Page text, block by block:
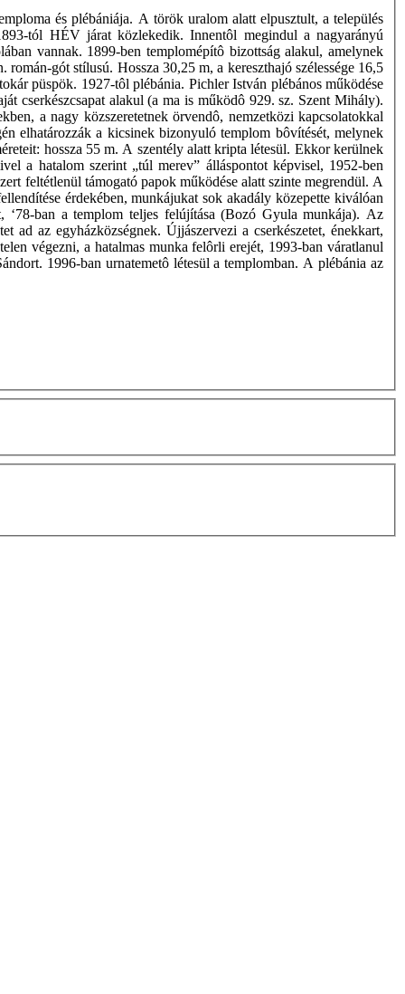
és plébániája. A török uralom alatt elpusztult, a település
tól HÉV járat közlekedik. Innentôl megindul a nagyarányú
vannak. 1899-ben templomépítô bizottság alakul, amelynek
gót stílusú. Hossza 30,25 m, a kereszthajó szélessége 16,5
püspök. 1927-tôl plébánia. Pichler István plébános működése
cserkészcsapat alakul (a ma is működô 929. sz. Szent Mihály).
a nagy közszeretetnek örvendô, nemzetközi kapcsolatokkal
elhatározzák a kicsinek bizonyuló templom bôvítését, melynek
hossza 55 m. A szentély alatt kripta létesül. Ekkor kerülnek
a hatalom szerint „túl merev” álláspontot képvisel, 1952-ben
feltétlenül támogató papok működése alatt szinte megrendül. A
érdekében, munkájukat sok akadály közepette kiválóan
‘78-ban a templom teljes felújítása (Bozó Gyula munkája). Az
ad az egyházközségnek. Újjászervezi a cserkészetet, énekkart,
végezni, a hatalmas munka felôrli erejét, 1993-ban váratlanul
1996-ban urnatemetô létesül a templomban. A plébánia az